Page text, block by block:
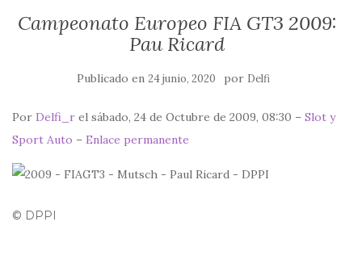
Campeonato Europeo FIA GT3 2009:
Pau Ricard
Publicado en 24 junio, 2020 por Delfi
Por Delfi_r el sábado, 24 de Octubre de 2009, 08:30 – Slot y
Sport Auto – Enlace permanente
© DPPI